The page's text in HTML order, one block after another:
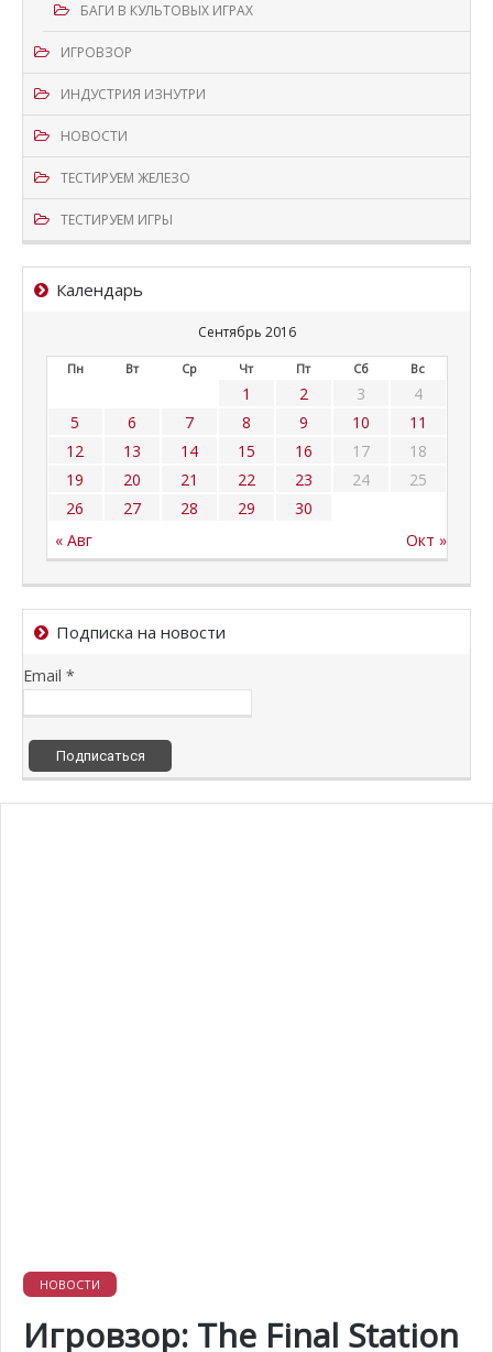
БАГИ В КУЛЬТОВЫХ ИГРАХ
ИГРОВЗОР
ИНДУСТРИЯ ИЗНУТРИ
НОВОСТИ
ТЕСТИРУЕМ ЖЕЛЕЗО
ТЕСТИРУЕМ ИГРЫ
Календарь
Сентябрь 2016
Пн Вт Ср Чт Пт Сб Вс
« Авг Окт »
1 2 3
4
5
6 7 8 9 10
11
12
13 14 15 16 17
18
19
20 21 22 23 24
25
26
27 28 29 30
Подписка на новости
Email *
НОВОСТИ
Игровзор: The Final Station